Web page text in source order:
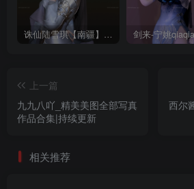
诛仙陆雪琪【南疆】CoveRig
上一篇
九九八吖_精美美图全部写真
作品合集|持续更新
西尔
相关推荐